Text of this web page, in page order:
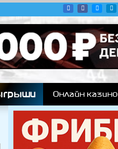
гоночных серий
Онлайн казино